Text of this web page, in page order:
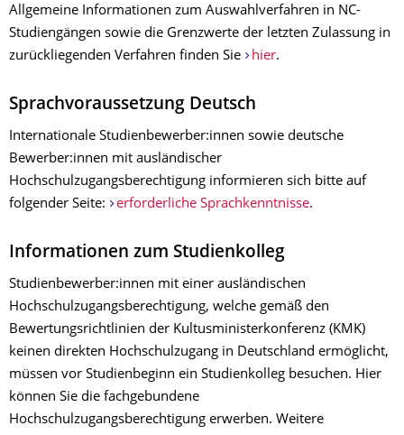
Allgemeine Informationen zum Auswahlverfahren in NC-
Studiengängen sowie die Grenzwerte der letzten Zulassung in
zurückliegenden Verfahren finden Sie
hier.
Sprachvoraussetzung Deutsch
Internationale Studienbewerber:innen sowie deutsche
Bewerber:innen mit ausländischer
Hochschulzugangsberechtigung informieren sich bitte auf
folgender Seite:
erforderliche Sprachkenntnisse.
Informationen zum Studienkolleg
Studienbewerber:innen mit einer ausländischen
Hochschulzugangsberechtigung, welche gemäß den
Bewertungsrichtlinien der Kultusministerkonferenz (KMK)
keinen direkten Hochschulzugang in Deutschland ermöglicht,
müssen vor Studienbeginn ein Studienkolleg besuchen. Hier
können Sie die fachgebundene
Hochschulzugangsberechtigung erwerben. Weitere